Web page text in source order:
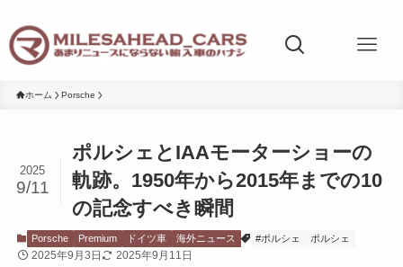
ホーム Porsche
ポルシェとIAAモーターショーの
軌跡。1950年から2015年までの10
の記念すべき瞬間
2025
9/11
Porsche Premium ドイツ車 海外ニュース #ポルシェ ポルシェ
2025年9月3日 2025年9月11日